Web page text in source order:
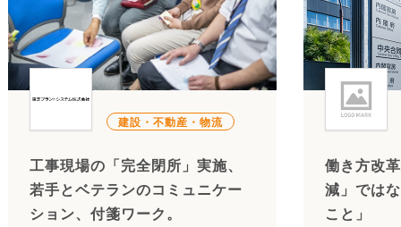
建設・不動産・物流
工事現場の「完全閉所」実施、
若手とベテランのコミュニケー
ション、付箋ワーク。
働き方改
減」では
こと」